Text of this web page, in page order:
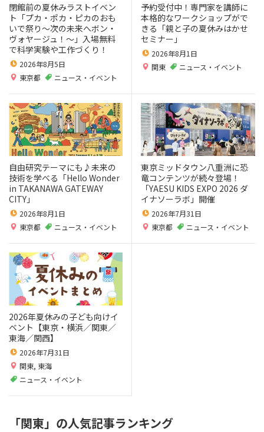
閉館前の夏休みラストイベン
ト「プカ・ポカ・ピカのおも
いで祭り～次の未来へボン・
ヴォヤージュ！～」入場無料
で科学実験や工作づくり！
2026年8月5日
東京都
ニュース・イベント
予約受付中！専門家を講師に
本格的なワークショップがで
きる「親と子の夏休みはかせ
セミナー」
2026年8月1日
関東
ニュース・イベント
自由研究テーマにも♪未来の
技術を学べる「Hello Wonder
in TAKANAWA GATEWAY
CITY」
2026年8月1日
東京都
ニュース・イベント
東京ミッドタウン八重洲に恐
竜コンテンツが続々登場！
「YAESU KIDS EXPO 2026 ダ
イナソーラボ」開催
2026年7月31日
東京都
ニュース・イベント
2026年夏休みの子ども向けイ
ベント【東京・横浜／関東／
東海／関西】
2026年7月31日
関東, 東海
ニュース・イベント
「関東」の人気記事ランキング